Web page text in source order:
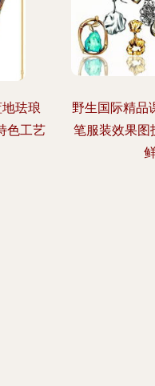
珐琅
色工艺
野生国际精品
笔服装效果图